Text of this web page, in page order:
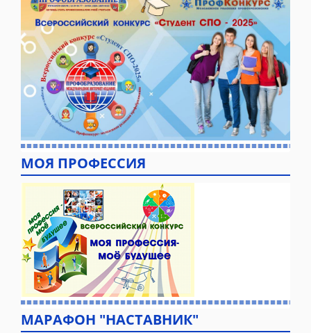
МОЯ ПРОФЕССИЯ
МАРАФОН "НАСТАВНИК"